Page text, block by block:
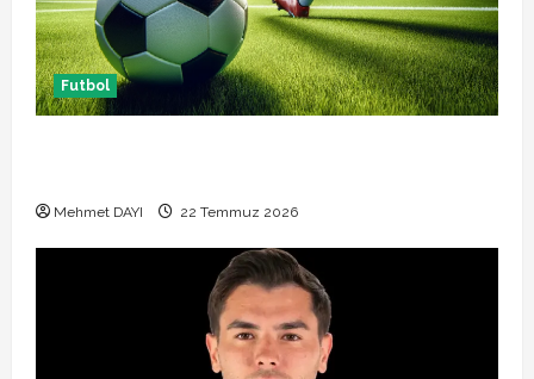
Futbol
Mehmet DAYI 22 Temmuz 2026